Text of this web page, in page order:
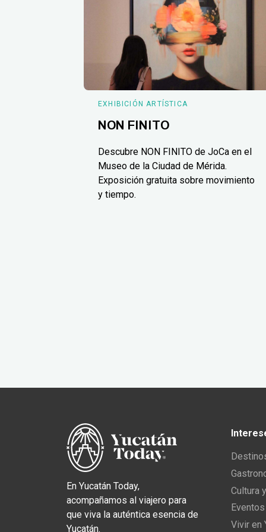
EXHIBICIÓN ARTÍSTICA
NON FINITO
Descubre NON FINITO de JoCa en el
Museo de la Ciudad de Mérida.
Exposición gratuita sobre movimiento
y tiempo.
En Yucatán Today,
acompañamos al viajero para
que viva la auténtica esencia de
Yucatán.
Cultura
Vivir en